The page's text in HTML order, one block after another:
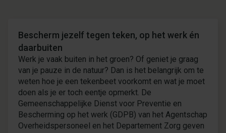
Nieuws
Bescherm jezelf tegen teken, op het werk én
daarbuiten
Werk je vaak buiten in het groen? Of geniet je graag
van je pauze in de natuur? Dan is het belangrijk om te
weten hoe je een tekenbeet voorkomt en wat je moet
doen als je er toch eentje opmerkt. De
Gemeenschappelijke Dienst voor Preventie en
Bescherming op het werk (GDPB) van het Agentschap
Overheidspersoneel en het Departement Zorg geven